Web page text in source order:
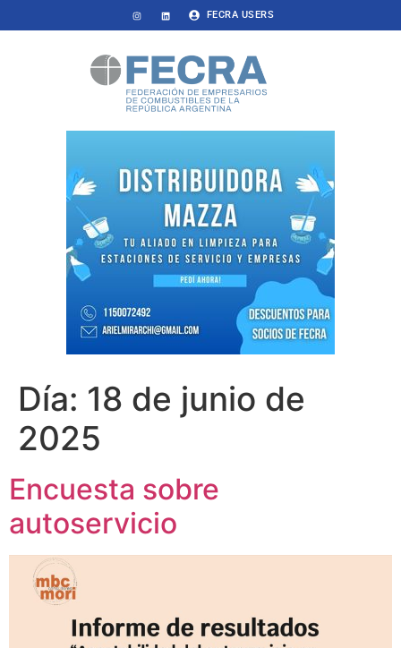
FECRA USERS
Día: 18 de junio de
2025
Encuesta sobre
autoservicio